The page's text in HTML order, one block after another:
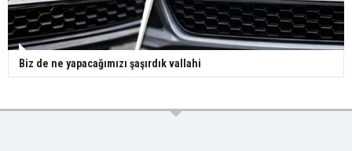
Biz de ne yapacağımızı şaşırdık vallahi